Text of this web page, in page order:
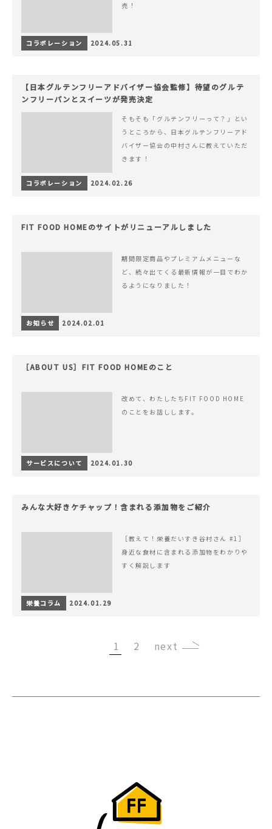
売！
コラボレーション 2024.05.31
【日本グルテンフリーアドバイザー協会監修】待望のグルテ
ンフリーパンとスイーツが発売決定
そもそも「グルテンフリーって？」とい
うところから、日本グルテンフリーアド
バイザー協会の中村さんに教えていただ
きます！
コラボレーション 2024.02.26
FIT FOOD HOMEのサイトがリニューアルしました
期間限定商品やプレミアムメニューな
ど、続々出てくる最新情報が一目でわか
るようになりました！
お知らせ 2024.02.01
［ABOUT US］FIT FOOD HOMEのこと
改めて、わたしたちFIT FOOD HOME
のことをお話しします。
サービスについて 2024.01.30
みんな大好きケチャップ！含まれる添加物をご紹介
［教えて！栄養だいすき谷村さん #1］
身近な食材に含まれる添加物をわかりや
すく解説します
栄養コラム 2024.01.29
1 2 ›